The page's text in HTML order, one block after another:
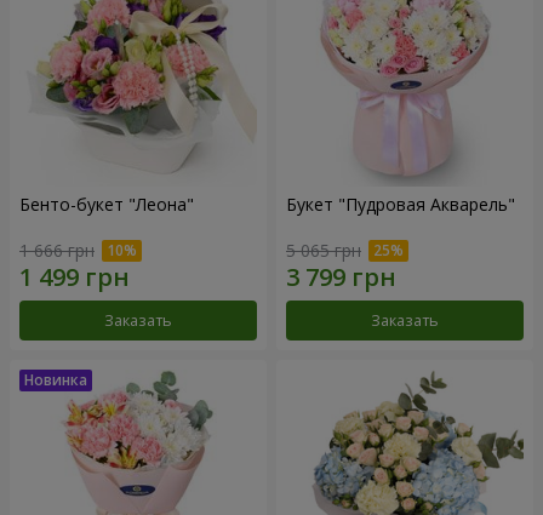
Бенто-букет "Леона"
1 666 грн
Заказать
Букет "Пудровая Акварель"
5 065 грн
Заказать